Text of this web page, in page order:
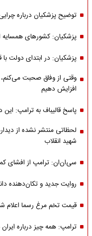
توضیح پزشکیان درباره
پزشکیان: کشورهای همسایه
پزشکیان: در ابتدای دولت
وقتی از وفاق صحبت می‌کنم،
افزایش دهیم
پاسخ قالیباف به ترامپ:
لحظاتی منتشر نشده از
شهید انقلاب
سی‌ان‌ان: ترامپ از افشای
روایت جدید و تکان‌دهنده
قیمت تخم مرغ رسما اعلام
ترامپ: همه چیز درباره